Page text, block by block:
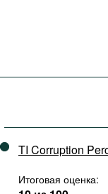
TI Corruption
Итоговая оценка: